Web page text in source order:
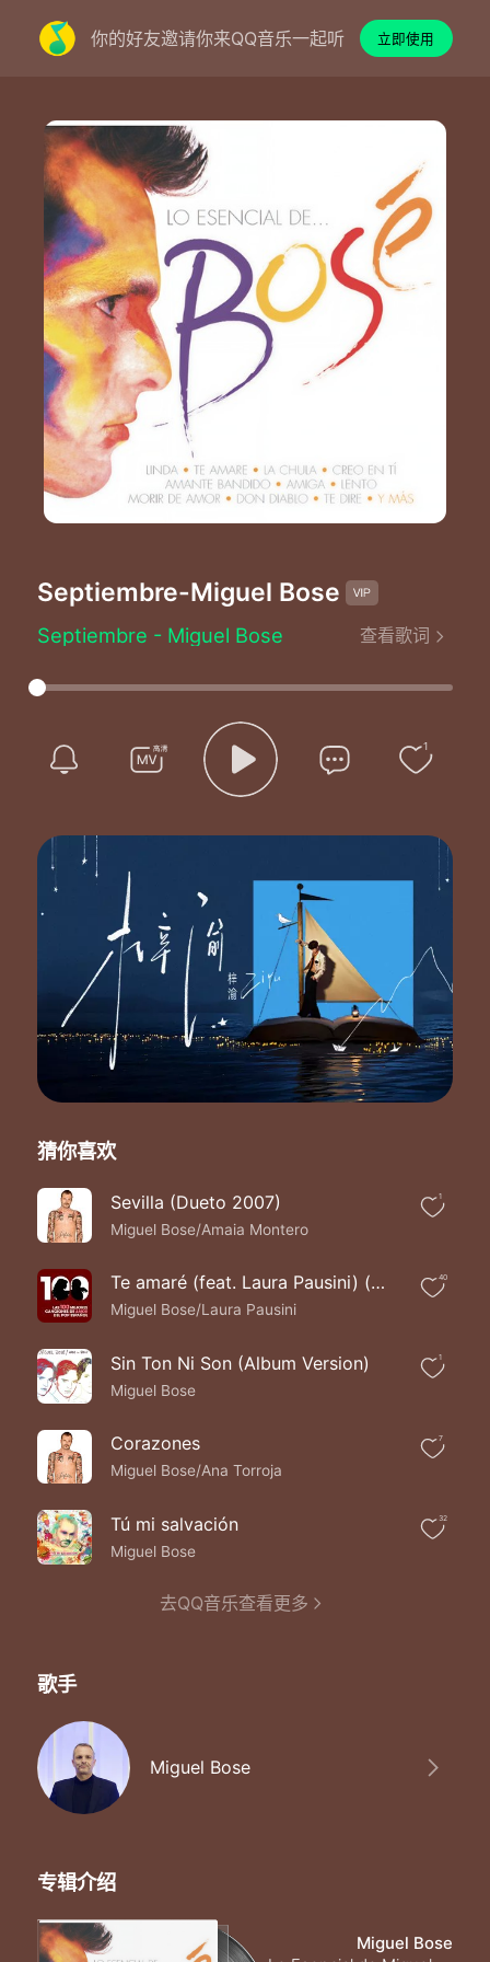
你的好友邀请你来QQ音乐一起听 立即使用
Septiembre-Miguel Bose
Septiembre - Miguel Bose
Calido amanecer sueño sin deshacer
Sola la playa la madrugada
Vuelve a bañar mis pies
Que amargo es el sabor de la
Nostalgia si no estas
El mundo se me cae encima
Vuela imaginacion
Buscala por favor
Loca esperanza
Supervivencia sueño de la razon
Una vez mas
El mismo nido entre la arena
Quien eres donde estas
Cada mañana septiembre
Duele tu recuerdo al despertar
Y te deseo septiembre
Aunque se que nunca volveras
Ni siquiera aprendi tu nombre
Y ahora vivo como una sombra
La absurda pesadilla empieza
No puedo respirar
Y cada noche septiembre
Y como siempre septiembre
Se que nunca mas regresaras
Ni siquiera aprendi tu nombre
Eras tu la que hablaba siempre
Y ahora vivo como una sombra
Que se muere sin ti septiembre
Duele tu recuerdo al despertar
Y te deseo septiembre
Aunque se que nunca volveras
Vuelve tu recuerdo al despertar
Cada mañana septiembre
Duele tu recuerdo al despertar
Y te deseo septiembre
Aunque se que nunca volveras
查看歌词
1
猜你喜欢
Sevilla (Dueto 2007)
Miguel Bose/Amaia Montero
1
Te amaré (feat. Laura Pausini) (Dueto 2007)
Miguel Bose/Laura Pausini
40
Sin Ton Ni Son (Album Version)
Miguel Bose
1
Corazones
Miguel Bose/Ana Torroja
7
Tú mi salvación
Miguel Bose
32
去QQ音乐查看更多
歌手
Miguel Bose
专辑介绍
Miguel Bose